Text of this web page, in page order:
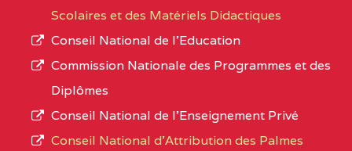
:4740 YAOUNDE
CENTRE
COLLEGE PANAFRICAIN
DE L'EXCELLENCE BP
CENTRE
COLLEGE PRIVE
L’offre
d’éducation
Scolaires et des Matériels Didactiques
Conseil National de l’Education
Commission Nationale des Programmes et des
Diplômes
Conseil National de l’Enseignement Privé
Conseil National d'Attribution des Palmes